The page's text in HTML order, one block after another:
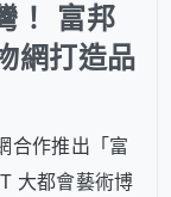
！ 富邦
網打造品
合作推出「富
大都會藝術博